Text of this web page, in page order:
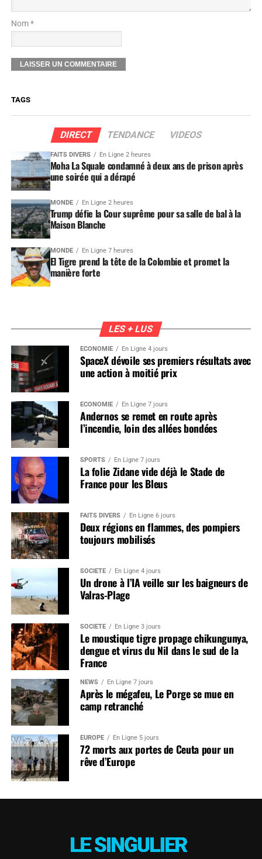
Nom *
TAGS
DIRECT TENDANCE VIDEOS
FAITS DIVERS En Ligne 2 heures
Moha La Squale condamné à deux ans de prison après
une soirée qui a dérapé
MONDE En Ligne 2 heures
Trump défie la Cour suprême pour sa salle de bal à la
Maison Blanche
MONDE En Ligne 7 heures
El Tigre prend la tête de la Colombie et promet la
manière forte
LES + LUS
ÉCONOMIE En Ligne 4 jours
SpaceX dévoile ses premiers résultats avec
une action à moitié prix
ÉCONOMIE En Ligne 7 jours
Andernos se remet en route après
l’incendie, loin des allées bondées
SPORTS En Ligne 7 jours
La folie Zidane vide déjà le Stade de
France pour les Bleus
FAITS DIVERS En Ligne 6 jours
Deux régions en flammes, des pompiers
toujours mobilisés
SOCIÉTÉ En Ligne 4 jours
Un drone à l’IA veille sur les baigneurs de
Valras-Plage
SOCIÉTÉ En Ligne 3 jours
Le moustique tigre propage chikungunya,
dengue et virus du Nil dans le sud de la
France
NEWS En Ligne 7 jours
Après le mégafeu, Le Porge se mue en
camp retranché
EUROPE En Ligne 5 jours
72 morts aux portes de Ceuta pour un
rêve d’Europe